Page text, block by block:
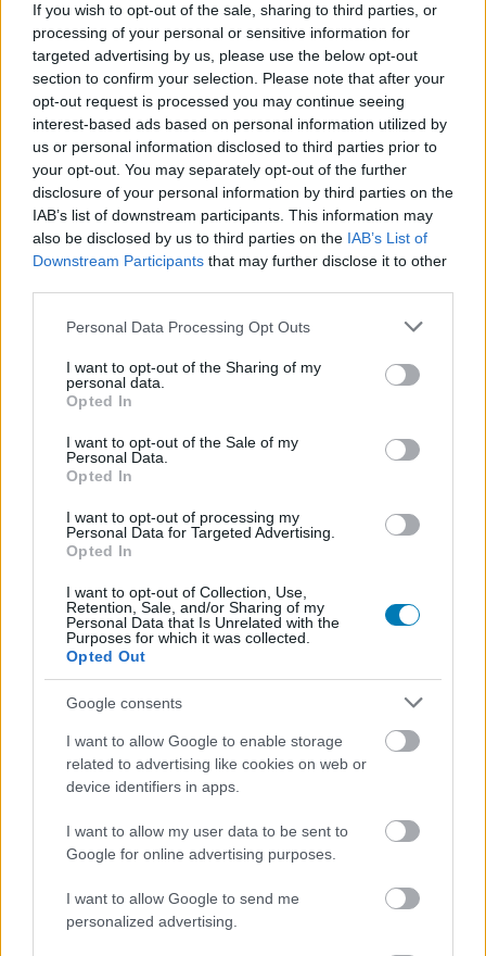
If you wish to opt-out of the sale, sharing to third parties, or
processing of your personal or sensitive information for
targeted advertising by us, please use the below opt-out
section to confirm your selection. Please note that after your
opt-out request is processed you may continue seeing
interest-based ads based on personal information utilized by
us or personal information disclosed to third parties prior to
your opt-out. You may separately opt-out of the further
disclosure of your personal information by third parties on the
IAB’s list of downstream participants. This information may
also be disclosed by us to third parties on the IAB’s List of
Downstream Participants that may further disclose it to other
Please note that this website/app uses one or more Google
not limited to your visit or usage behaviour. You may click to
grant or deny consent to Google and its third-party tags to
use your data for below specified purposes in below Google
consent section.
Personal Data Processing Opt Outs
I want to opt-out of the Sharing of my
personal data.
Opted In
I want to opt-out of the Sale of my
Personal Data.
Opted In
I want to opt-out of processing my
Personal Data for Targeted Advertising.
Opted In
I want to opt-out of Collection, Use,
Retention, Sale, and/or Sharing of my
Personal Data that Is Unrelated with the
Purposes for which it was collected.
Opted Out
Google consents
I want to allow Google to enable storage
related to advertising like cookies on web or
device identifiers in apps.
I want to allow my user data to be sent to
Google for online advertising purposes.
I want to allow Google to send me
personalized advertising.
Saját mesét mindenkinek
Egy fokkal klasszikusabb megoldás a Soul Chronicles, a
amivel párhuzamosan viszont az összes játékbéli
karakternek is jut egy-egy, nagyjából hat-hét misszióból
álló minikampány. Kár, hogy e küldetések közül is
sokban csak egy átvezetőt nézünk meg, tényleges harc
nem mindegyikhez jutott. Ha pedig végre fegyvert
ragadhatunk, akkor sem számíthatunk hosszabb
hasonlóan most is pár ütésváltás után kiterül az aktuális
ellenfél. Viszont legalább teljes audioélmény is párosul
Váltakozó a narratíva minősége az egyes karakterekhez
tartozó minitörténetek esetén, de kétségtelenül akadnak
közöttük olyan történetszálak, amelyeket szívesen
folytattunk volna még újabb missziók során. Ha ezeket
nem is bővíthetjük ki, új kalandok mindenképpen
érkeznek majd még, mivel természetesen nem
maradnak el a megjelenés utáni extra karakterek sem,
szezonbérlet. Jönnek még tehát új szereplők, de ez
egyfelől nem csökkenti a bántunkat amiatt, hogy az
alapjátékban ezúttal mindössze három teljesen új
harcost üdvözölhettünk (a vendégszereplővel együtt),